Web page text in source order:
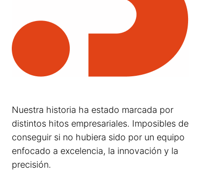
Nuestra historia ha estado marcada por
distintos hitos empresariales. Imposibles de
conseguir si no hubiera sido por un equipo
enfocado a excelencia, la innovación y la
precisión.